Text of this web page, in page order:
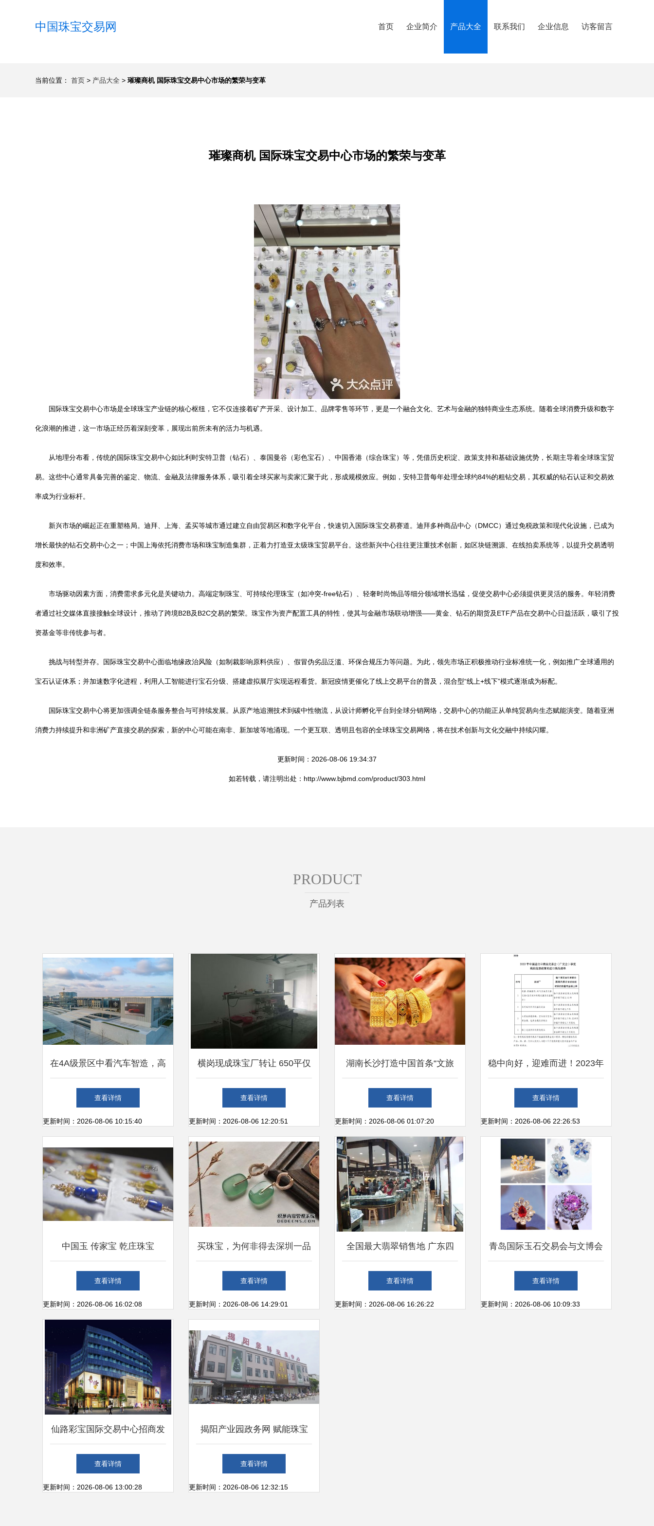
中国珠宝交易网 首页 企业简介 产品大全 联系我们 企业信息 访客留言
当前位置： 首页 > 产品大全 > 璀璨商机 国际珠宝交易中心市场的繁荣与变革
璀璨商机 国际珠宝交易中心市场的繁荣与变革
国际珠宝交易中心市场是全球珠宝产业链的核心枢纽，它不仅连接着矿产开采、设计加工、品牌零售等环节，更是一个融合文化、艺术与金融的独特商业生态系统。随着全球消费升级和数字
化浪潮的推进，这一市场正经历着深刻变革，展现出前所未有的活力与机遇。
从地理分布看，传统的国际珠宝交易中心如比利时安特卫普（钻石）、泰国曼谷（彩色宝石）、中国香港（综合珠宝）等，凭借历史积淀、政策支持和基础设施优势，长期主导着全球珠宝贸
易。这些中心通常具备完善的鉴定、物流、金融及法律服务体系，吸引着全球买家与卖家汇聚于此，形成规模效应。例如，安特卫普每年处理全球约84%的粗钻交易，其权威的钻石认证和交易效
率成为行业标杆。
新兴市场的崛起正在重塑格局。迪拜、上海、孟买等城市通过建立自由贸易区和数字化平台，快速切入国际珠宝交易赛道。迪拜多种商品中心（DMCC）通过免税政策和现代化设施，已成为
增长最快的钻石交易中心之一；中国上海依托消费市场和珠宝制造集群，正着力打造亚太级珠宝贸易平台。这些新兴中心往往更注重技术创新，如区块链溯源、在线拍卖系统等，以提升交易透明
度和效率。
市场驱动因素方面，消费需求多元化是关键动力。高端定制珠宝、可持续伦理珠宝（如冲突-free钻石）、轻奢时尚饰品等细分领域增长迅猛，促使交易中心必须提供更灵活的服务。年轻消费
者通过社交媒体直接接触全球设计，推动了跨境B2B及B2C交易的繁荣。珠宝作为资产配置工具的特性，使其与金融市场联动增强——黄金、钻石的期货及ETF产品在交易中心日益活跃，吸引了投
资基金等非传统参与者。
挑战与转型并存。国际珠宝交易中心面临地缘政治风险（如制裁影响原料供应）、假冒伪劣品泛滥、环保合规压力等问题。为此，领先市场正积极推动行业标准统一化，例如推广全球通用的
宝石认证体系；并加速数字化进程，利用人工智能进行宝石分级、搭建虚拟展厅实现远程看货。新冠疫情更催化了线上交易平台的普及，混合型“线上+线下”模式逐渐成为标配。
国际珠宝交易中心将更加强调全链条服务整合与可持续发展。从原产地追溯技术到碳中性物流，从设计师孵化平台到全球分销网络，交易中心的功能正从单纯贸易向生态赋能演变。随着亚洲
消费力持续提升和非洲矿产直接交易的探索，新的中心可能在南非、新加坡等地涌现。一个更互联、透明且包容的全球珠宝交易网络，将在技术创新与文化交融中持续闪耀。
更新时间：2026-08-06 19:34:37
如若转载，请注明出处：http://www.bjbmd.com/product/303.html
PRODUCT
产品列表
在4A级景区中看汽车智造，高
合工厂带给你不一样的新体验
查看详情
更新时间：2026-08-06 10:15:40
横岗现成珠宝厂转让 650平仅
20元/平，无转让费潜力凸显
查看详情
更新时间：2026-08-06 12:20:51
湖南长沙打造中国首条“文旅
+黄金”产业街 重塑珠宝交易新
模式
查看详情
更新时间：2026-08-06 01:07:20
稳中向好，迎难而进！2023年
广交会珠宝交易热潮盘点
查看详情
更新时间：2026-08-06 22:26:53
中国玉 传家宝 乾庄珠宝
查看详情
更新时间：2026-08-06 16:02:08
买珠宝，为何非得去深圳一品
翠？
查看详情
更新时间：2026-08-06 14:29:01
全国最大翡翠销售地 广东四
大翡翠玉器批发市场解析之华
林街玉器市场与珠宝交易
查看详情
更新时间：2026-08-06 16:26:22
青岛国际玉石交易会与文博会
明日盛大开幕，市民共享珠宝
盛宴
查看详情
更新时间：2026-08-06 10:09:33
仙路彩宝国际交易中心招商发
布会暨签约仪式圆满举行，共
创彩宝产业新生态
查看详情
更新时间：2026-08-06 13:00:28
揭阳产业园政务网 赋能珠宝
交易，打造产业新引擎
查看详情
更新时间：2026-08-06 12:32:15